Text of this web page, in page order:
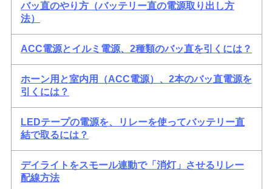
バッ直のやり方（バッテリー直の電源取り出し方
法）
ACC電源とイルミ電源、2種類のバッ直を引くには？
ホーン用と室内用（ACC電源）、2本のバッ直電源を
引くには？
LEDテープの電源を、リレーを使ってバッテリー直
結で取るには？
デイライトをスモール連動で「消灯」させるリレー
配線方法